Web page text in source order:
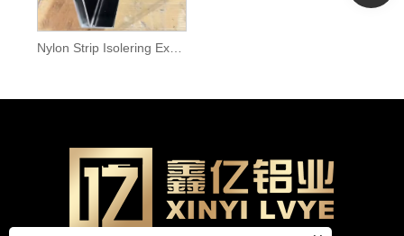
Nylon Strip Isolering Exposed Frame Curtain Wall Profil